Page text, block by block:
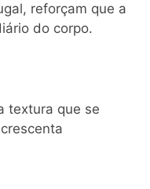
reforçam que a
do corpo.
textura que se